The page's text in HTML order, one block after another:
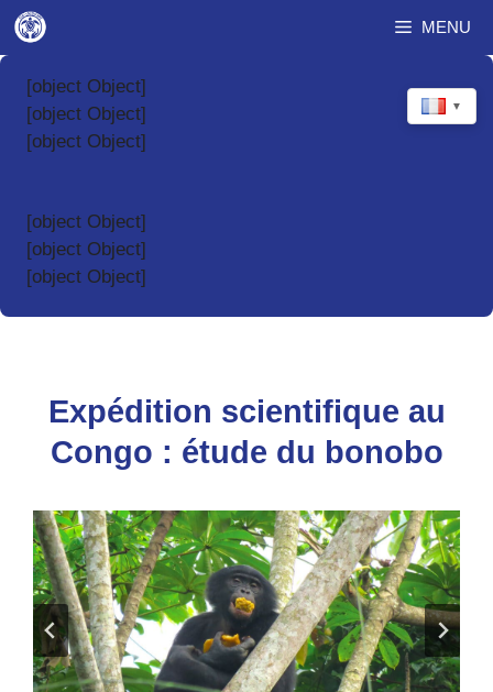
Aller
au
contenu
MENU
▼
[object Object]
[object Object]
[object Object]
[object Object]
[object Object]
[object Object]
Expédition scientifique au
Congo : étude du bonobo